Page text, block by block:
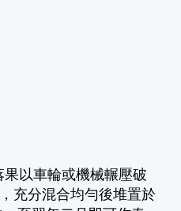
以車輪或機械輾壓破
充分混合均勻後堆置於